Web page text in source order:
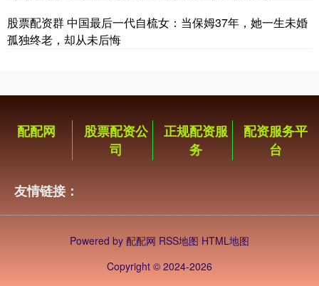
股票配资群 中国最后一代自梳女：当保姆37年，她一生未婚
孤独终老，却从未后悔
配配网
股票配资公
司
正规配资服
务
配资服务平
台
友情链接：
Powered by 配配网 RSS地图 HTML地图
Copyright © 2024-2026